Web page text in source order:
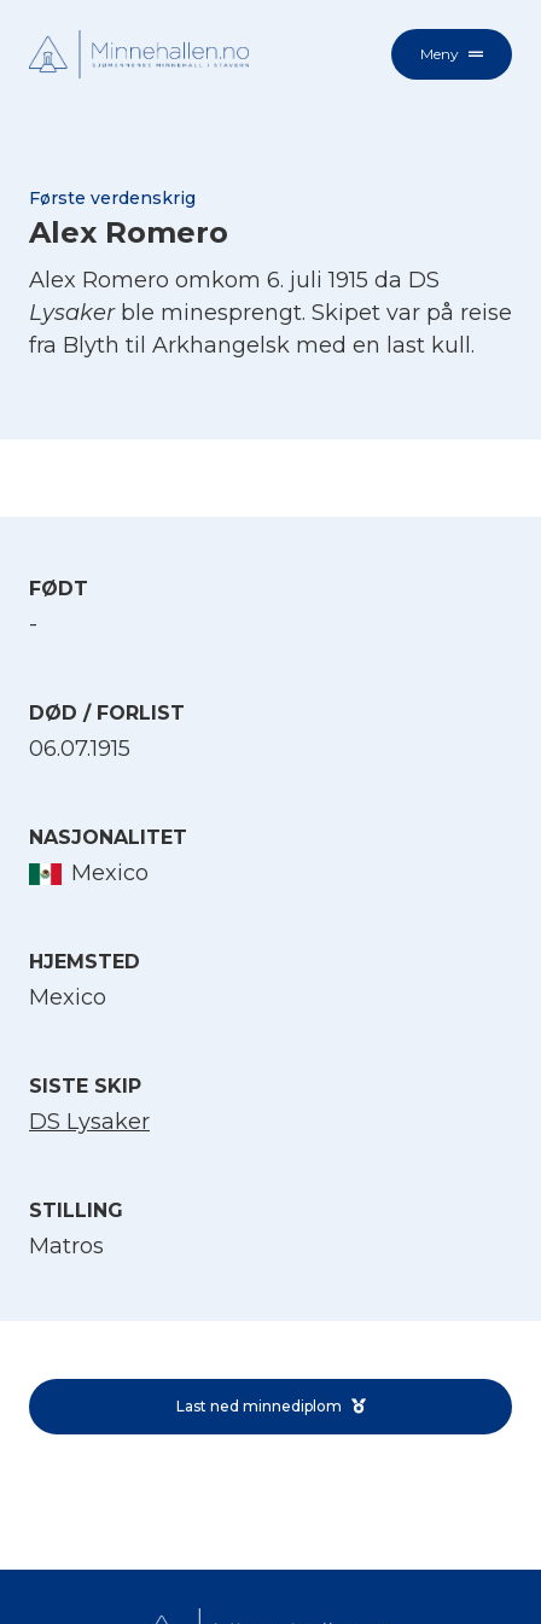
Meny
Første verdenskrig
Alex Romero
Alex Romero omkom 6. juli 1915 da DS
Lysakerble minesprengt. Skipet var på reise
fra Blyth til Arkhangelsk med en last kull.
FØDT
-
DØD / FORLIST
06.07.1915
NASJONALITET
Mexico
HJEMSTED
Mexico
SISTE SKIP
DS Lysaker
STILLING
Matros
Last ned minnediplom
Norsk bokmål